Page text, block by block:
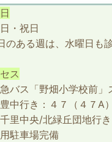
・祝日
のある週は、水曜日も
ス
バス「野畑小学校前」
行き：４７（４７A
中央/北緑丘団地行き
駐車場完備